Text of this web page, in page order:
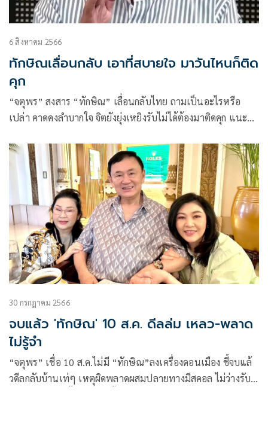
6 สิงหาคม 2566
ทักษิณเลื่อนกลับ เอาที่สบายใจ มาวันไหนก็ติด
คุก
“จตุพร” สงสาร “ทักษิณ” เลื่อนกลับไทย ถามเป็นอะไรหรือ
เปล่า คาดคงลำบากใจ จิตยังยุ่งเหยิงรับไม่ได้ต้องมาติดคุก แนะ
สบายใจวันไหนก็มาติดคุกอยู่ดี ฉะตรรกะ“เราไม่ได้ข้ามไปหา แต่
เขาข้ามมาเอง” พร้อมผุดภาพไหว้ สว.กลางสภา สะท้อนเพื่อไทย
หมดสภาพ อยู่ในช่วงตกต่ำสุดขีด สูญสิ้นอำนาจต่อรอง ถูกไล่ต้อน
ให้เป็น “พรรคสมุน”ของพรรคอันดับสามและนายกฯ อาจมาจาก
พรรคอันดับสี่
30 กรกฎาคม 2566
จบแล้ว 'ทักษิณ' 10 ส.ค. ดีลล่ม เหลว-พลาด
ไม่รู้จำ
“จตุพร” เชื่อ 10 ส.ค.ไม่มี “ทักษิณ”ลงเครื่องดอนเมือง ชี้จบแล้
วดีลกลับบ้านเท่ๆ เหตุผิดพลาดผสมปลายทางมีสคอล ไม่ว่างรับ